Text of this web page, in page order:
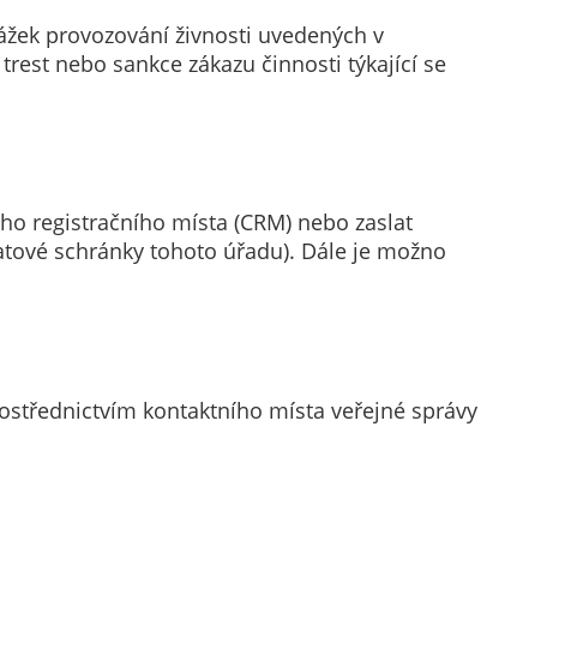
provozování živnosti uvedených v
nebo sankce zákazu činnosti týkající se
registračního místa (CRM) nebo zaslat
schránky tohoto úřadu). Dále je možno
kontaktního místa veřejné správy